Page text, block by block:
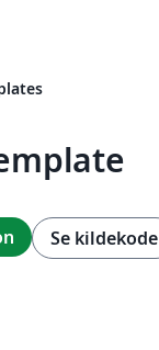
Se kildekode